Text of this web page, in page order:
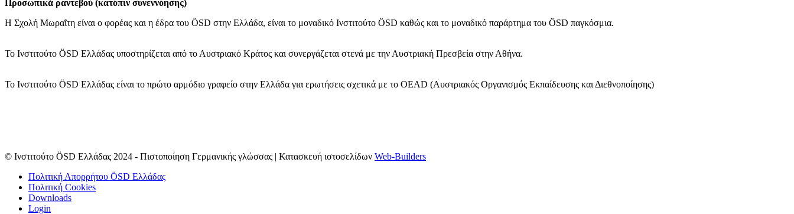
Προσωπικά ραντεβού (κατόπιν συνεννόησης)
Η Σχολή Μωραΐτη είναι ο φορέας και η έδρα του ÖSD στην Ελλάδα, είναι το μοναδικό Ινστιτούτο ÖSD καθώς και το μοναδικό παράρτημα του ÖSD παγκόσμια.
Το Ινστιτούτο ÖSD Ελλάδας υποστηρίζεται από το Αυστριακό Κράτος και συνεργάζεται στενά με την Αυστριακή Πρεσβεία στην Αθήνα.
Το Ινστιτούτο ÖSD Ελλάδας είναι το πρώτο αρμόδιο γραφείο στην Ελλάδα για ερωτήσεις σχετικά με το OΕAD (Αυστριακός Οργανισμός Εκπαίδευσης και Διεθνοποίησης)
© Ινστιτούτο ÖSD Ελλάδας 2024 - Πιστοποίηση Γερμανικής γλώσσας | Κατασκευή ιστοσελίδων Web-Builders
Πολιτική Απορρήτου ÖSD Ελλάδας
Πολιτική Cookies
Downloads
Login